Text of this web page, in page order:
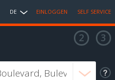
DE EINLOGGEN SELF SERVICE